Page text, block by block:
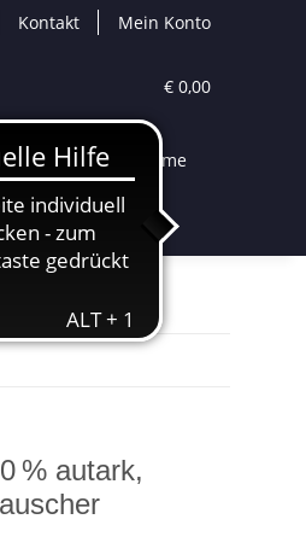
Kontakt Mein Konto
€ 0,00
Speichersysteme
% autark,